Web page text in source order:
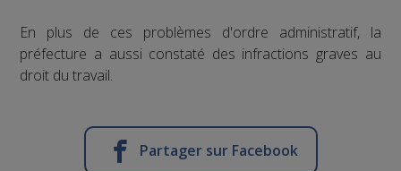
En plus de ces problèmes d'ordre administratif, la
préfecture a aussi constaté des infractions graves au
droit du travail.
Partager sur Facebook